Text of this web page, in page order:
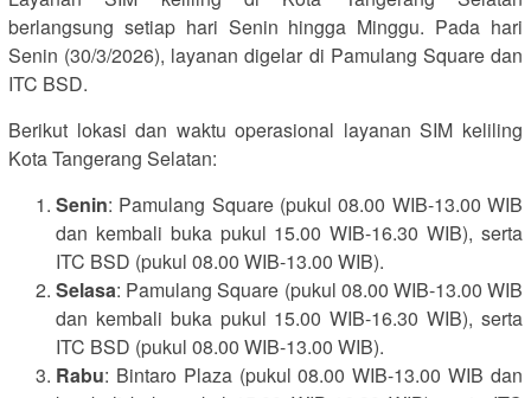
berlangsung setiap hari Senin hingga Minggu. Pada hari
Senin (30/3/2026), layanan digelar di Pamulang Square dan
ITC BSD.
Berikut lokasi dan waktu operasional layanan SIM keliling
Kota Tangerang Selatan:
Senin: Pamulang Square (pukul 08.00 WIB-13.00 WIB
dan kembali buka pukul 15.00 WIB-16.30 WIB), serta
ITC BSD (pukul 08.00 WIB-13.00 WIB).
Selasa: Pamulang Square (pukul 08.00 WIB-13.00 WIB
dan kembali buka pukul 15.00 WIB-16.30 WIB), serta
ITC BSD (pukul 08.00 WIB-13.00 WIB).
Rabu: Bintaro Plaza (pukul 08.00 WIB-13.00 WIB dan